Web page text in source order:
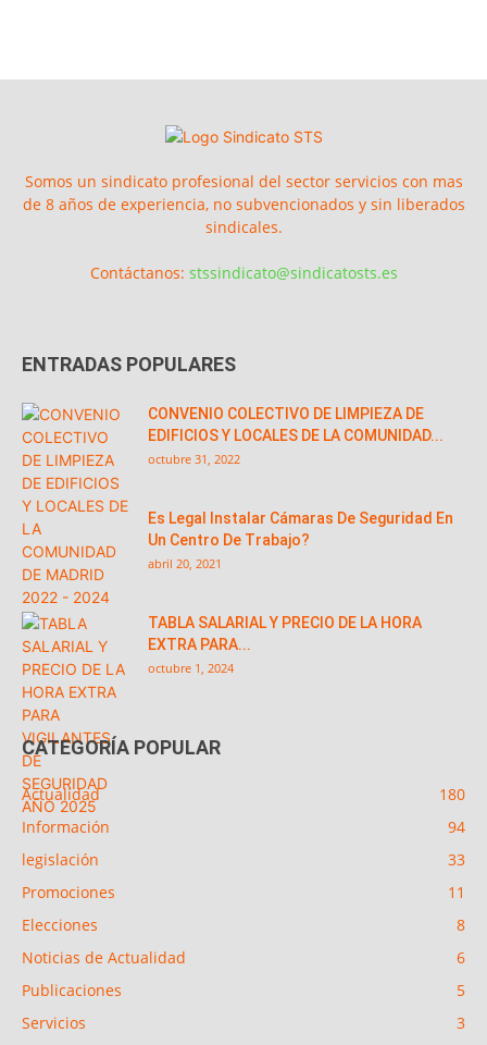
Somos un sindicato profesional del sector servicios con mas
de 8 años de experiencia, no subvencionados y sin liberados
sindicales.
Contáctanos: stssindicato@sindicatosts.es
ENTRADAS POPULARES
CONVENIO COLECTIVO DE LIMPIEZA DE
EDIFICIOS Y LOCALES DE LA COMUNIDAD...
octubre 31, 2022
Es Legal Instalar Cámaras De Seguridad En
Un Centro De Trabajo?
abril 20, 2021
TABLA SALARIAL Y PRECIO DE LA HORA
EXTRA PARA...
octubre 1, 2024
CATEGORÍA POPULAR
Actualidad
180
Información
94
legislación
33
Promociones
11
Elecciones
8
Noticias de Actualidad
6
Publicaciones
5
Servicios
3